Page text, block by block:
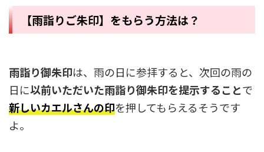
【雨詣りご朱印】をもらう方法は？
雨詣り御朱印は、雨の日に参拝すると、次回の雨の
日に以前いただいた雨詣り御朱印を提示することで
新しいカエルさんの印を押してもらえるそうです
よ。